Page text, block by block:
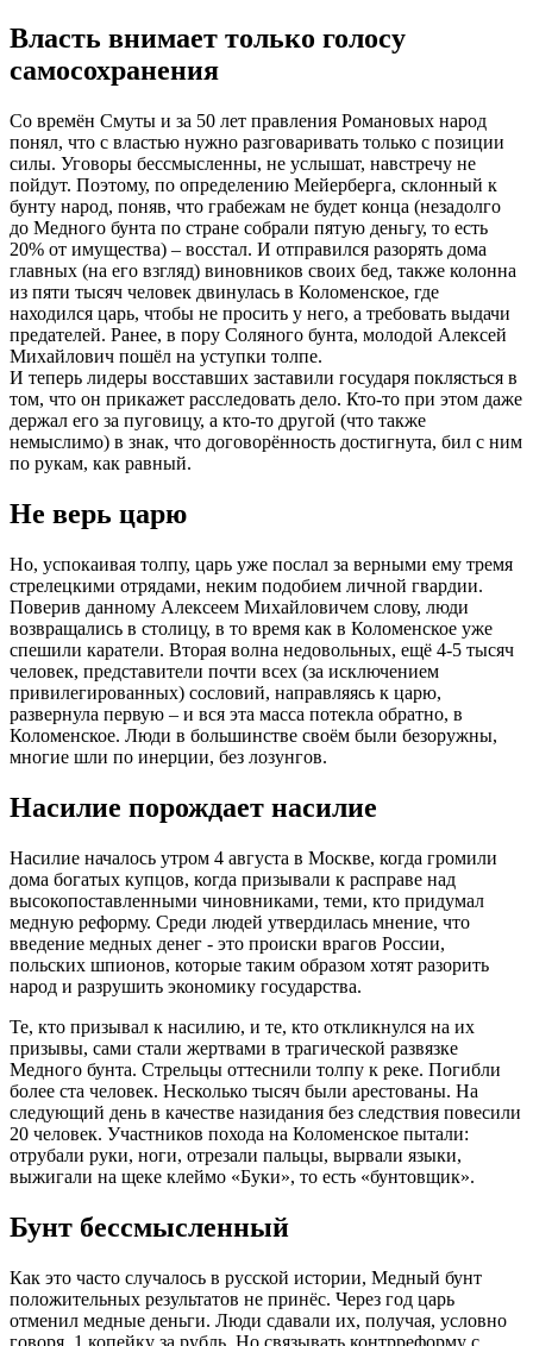
Власть внимает только голосу
самосохранения
Со времён Смуты и за 50 лет правления Романовых народ
понял, что с властью нужно разговаривать только с позиции
силы. Уговоры бессмысленны, не услышат, навстречу не
пойдут. Поэтому, по определению Мейерберга, склонный к
бунту народ, поняв, что грабежам не будет конца (незадолго
до Медного бунта по стране собрали пятую деньгу, то есть
20% от имущества) – восстал. И отправился разорять дома
главных (на его взгляд) виновников своих бед, также колонна
из пяти тысяч человек двинулась в Коломенское, где
находился царь, чтобы не просить у него, а требовать выдачи
предателей. Ранее, в пору Соляного бунта, молодой Алексей
Михайлович пошёл на уступки толпе.
И теперь лидеры восставших заставили государя поклясться в
том, что он прикажет расследовать дело. Кто-то при этом даже
держал его за пуговицу, а кто-то другой (что также
немыслимо) в знак, что договорённость достигнута, бил с ним
по рукам, как равный.
Не верь царю
Но, успокаивая толпу, царь уже послал за верными ему тремя
стрелецкими отрядами, неким подобием личной гвардии.
Поверив данному Алексеем Михайловичем слову, люди
возвращались в столицу, в то время как в Коломенское уже
спешили каратели. Вторая волна недовольных, ещё 4-5 тысяч
человек, представители почти всех (за исключением
привилегированных) сословий, направляясь к царю,
развернула первую – и вся эта масса потекла обратно, в
Коломенское. Люди в большинстве своём были безоружны,
многие шли по инерции, без лозунгов.
Насилие порождает насилие
Насилие началось утром 4 августа в Москве, когда громили
дома богатых купцов, когда призывали к расправе над
высокопоставленными чиновниками, теми, кто придумал
медную реформу. Среди людей утвердилась мнение, что
введение медных денег - это происки врагов России,
польских шпионов, которые таким образом хотят разорить
народ и разрушить экономику государства.
Те, кто призывал к насилию, и те, кто откликнулся на их
призывы, сами стали жертвами в трагической развязке
Медного бунта. Стрельцы оттеснили толпу к реке. Погибли
более ста человек. Несколько тысяч были арестованы. На
следующий день в качестве назидания без следствия повесили
20 человек. Участников похода на Коломенское пытали:
отрубали руки, ноги, отрезали пальцы, вырвали языки,
выжигали на щеке клеймо «Буки», то есть «бунтовщик».
Бунт бессмысленный
Как это часто случалось в русской истории, Медный бунт
положительных результатов не принёс. Через год царь
отменил медные деньги. Люди сдавали их, получая, условно
говоря, 1 копейку за рубль. Но связывать контрреформу с